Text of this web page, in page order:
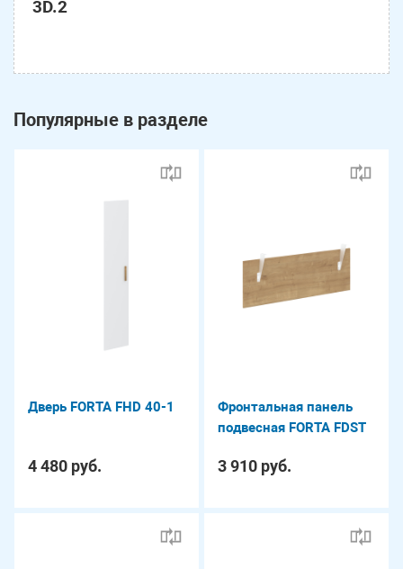
3D.2
Популярные в разделе
Дверь FORTA FHD 40-1
4 480 руб.
Фронтальная панель
подвесная FORTA FDST
3 910 руб.